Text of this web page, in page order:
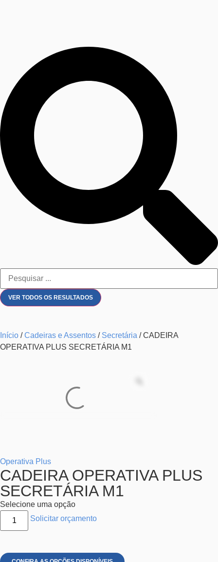
VER TODOS OS RESULTADOS
Início /Cadeiras e Assentos / Secretária / CADEIRA
OPERATIVA PLUS SECRETÁRIA M1
Operativa Plus
CADEIRA OPERATIVA PLUS
SECRETÁRIA M1
Selecione uma opção
Solicitar orçamento